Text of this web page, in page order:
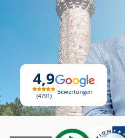
4,9
4791
Bewertungen